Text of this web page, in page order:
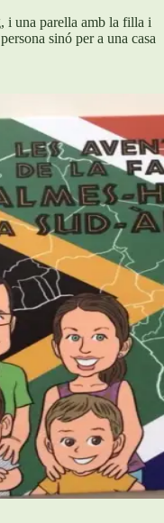
i una parella amb la filla i
sinó per a una casa